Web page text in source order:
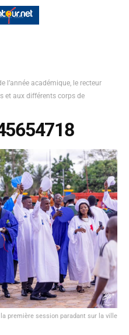
l’année académique, le recteur
et aux différents corps de
première session paradant sur la ville